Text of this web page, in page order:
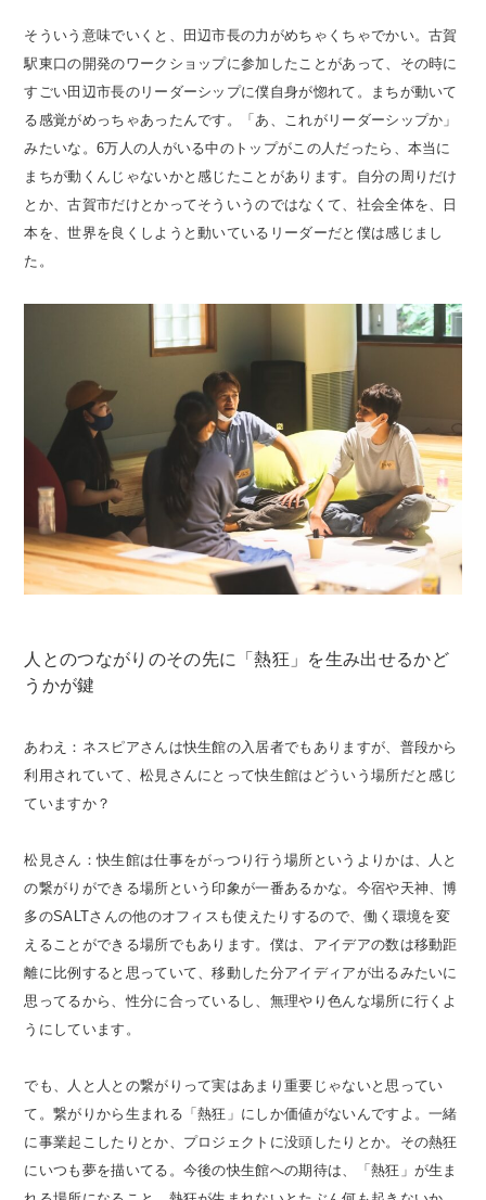
そういう意味でいくと、田辺市長の力がめちゃくちゃでかい。古賀
駅東口の開発のワークショップに参加したことがあって、その時に
すごい田辺市長のリーダーシップに僕自身が惚れて。まちが動いて
る感覚がめっちゃあったんです。「あ、これがリーダーシップか」
みたいな。6万人の人がいる中のトップがこの人だったら、本当に
まちが動くんじゃないかと感じたことがあります。自分の周りだけ
とか、古賀市だけとかってそういうのではなくて、社会全体を、日
本を、世界を良くしようと動いているリーダーだと僕は感じまし
た。
人とのつながりのその先に「熱狂」を生み出せるかど
うかが鍵
あわえ：ネスピアさんは快生館の入居者でもありますが、普段から
利用されていて、松見さんにとって快生館はどういう場所だと感じ
ていますか？
松見さん：快生館は仕事をがっつり行う場所というよりかは、人と
の繋がりができる場所という印象が一番あるかな。今宿や天神、博
多のSALTさんの他のオフィスも使えたりするので、働く環境を変
えることができる場所でもあります。僕は、アイデアの数は移動距
離に比例すると思っていて、移動した分アイディアが出るみたいに
思ってるから、性分に合っているし、無理やり色んな場所に行くよ
うにしています。
でも、人と人との繋がりって実はあまり重要じゃないと思ってい
て。繋がりから生まれる「熱狂」にしか価値がないんですよ。一緒
に事業起こしたりとか、プロジェクトに没頭したりとか。その熱狂
にいつも夢を描いてる。今後の快生館への期待は、「熱狂」が生ま